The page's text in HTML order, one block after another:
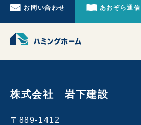
お問い合わせ あおぞら通信
株式会社 岩下建設
〒889-1412